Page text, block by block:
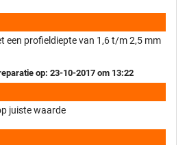
een profieldiepte van 1,6 t/m 2,5 mm
op: 23-10-2017 om 13:22
juiste waarde